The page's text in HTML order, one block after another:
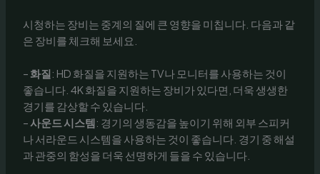
시청하는 장비는 중계의 질에 큰 영향을 미칩니다. 다음과 같
은 장비를 체크해 보세요.
– 화질 : HD 화질을 지원하는 TV나 모니터를 사용하는 것이
좋습니다. 4K 화질을 지원하는 장비가 있다면, 더욱 생생한
경기를 감상할 수 있습니다.
–사운드 시스템: 경기의 생동감을 높이기 위해 외부 스피커
나 서라운드 시스템을 사용하는 것이 좋습니다. 경기 중 해설
과 관중의 함성을 더욱 선명하게 들을 수 있습니다.